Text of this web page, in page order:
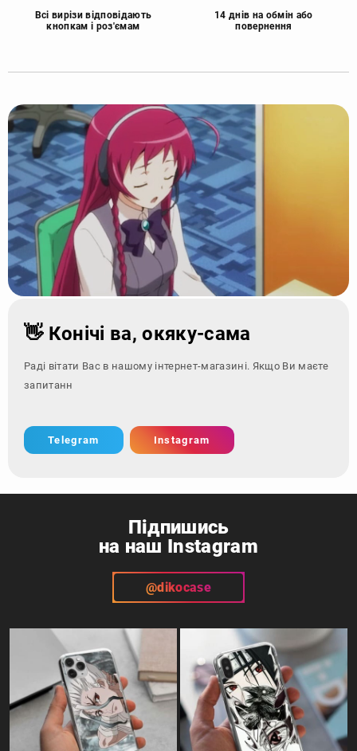
Всі вирізи відповідають
кнопкам і роз'ємам
14 днів на обмін або
повернення
👋 Конічі ва, окяку-сама
Раді вітати Вас в нашому інтернет-магазині. Якщо Ви маєте
запитання - зверніт
Telegram Instagram
Підпишись
на наш Instagram
@dikocase